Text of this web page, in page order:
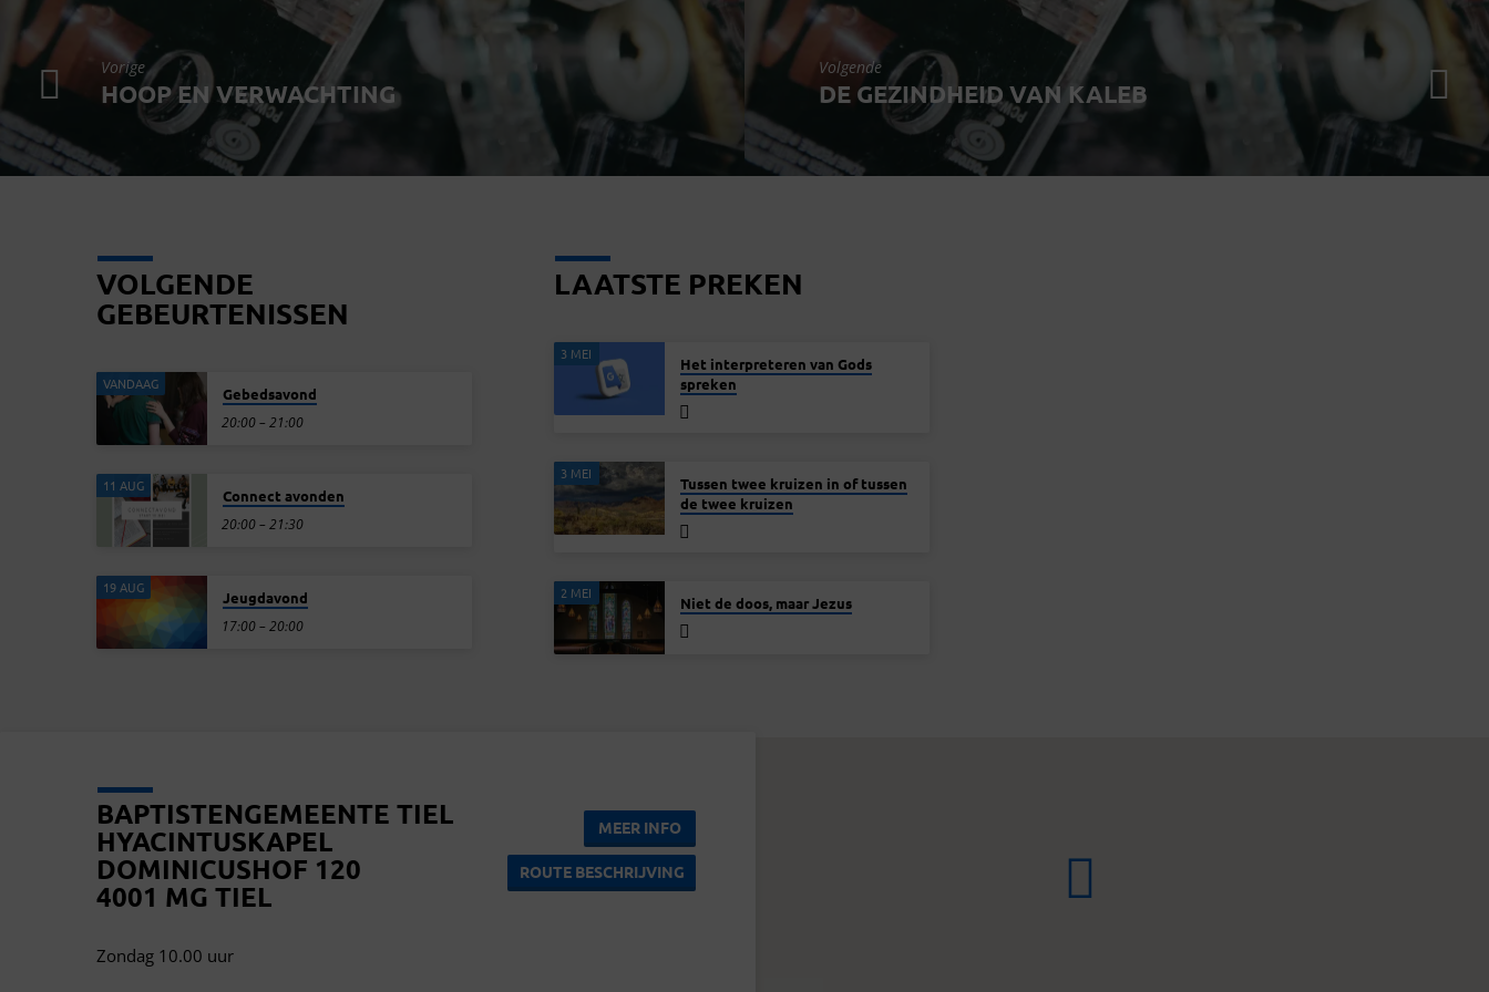
Vorige
HOOP EN VERWACHTING
Volgende
DE GEZINDHEID VAN KALEB
VOLGENDE
GEBEURTENISSEN
VANDAAG
Gebedsavond
20:00 – 21:00
11 AUG
Connect avonden
20:00 – 21:30
19 AUG
Jeugdavond
17:00 – 20:00
LAATSTE PREKEN
3 MEI
Het interpreteren van Gods
spreken
3 MEI
Tussen twee kruizen in of tussen
de twee kruizen
2 MEI
Niet de doos, maar Jezus
BAPTISTENGEMEENTE TIEL
HYACINTUSKAPEL
DOMINICUSHOF 120
4001 MG TIEL
MEER INFO
ROUTE BESCHRIJVING
Zondag 10.00 uur